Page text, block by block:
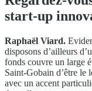
start-up
Raphaël Viard.
disposons d’ailleurs
fonds couvre un large
Saint-Gobain d’être le
avec un accent